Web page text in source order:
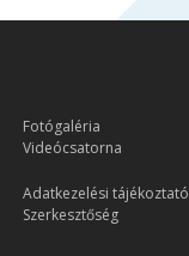
Fotógaléria
Videócsatorna
Adatkezelési tájékoztató
Szerkesztőség